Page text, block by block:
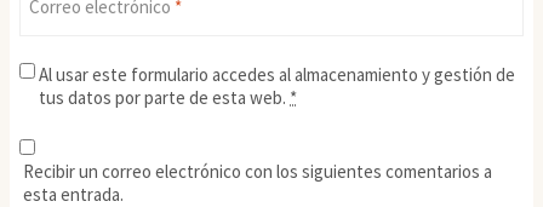
Correo electrónico *
Al usar este formulario accedes al almacenamiento y gestión de
tus datos por parte de esta web. *
Recibir un correo electrónico con los siguientes comentarios a
esta entrada.